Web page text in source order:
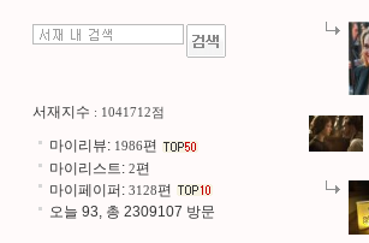
서재지수 : 1041712점
마이리뷰: 1986편
마이리스트: 2편
마이페이퍼: 3128편
오늘 93, 총 2309107 방문